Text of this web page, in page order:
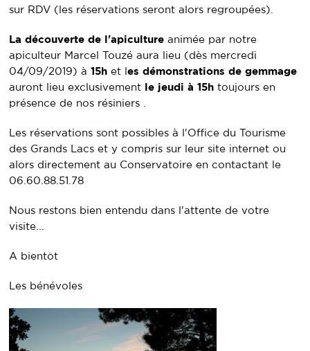
sur RDV (les réservations seront alors regroupées).
La découverte de l'apiculture animée par notre
apiculteur Marcel Touzé aura lieu (dès mercredi
04/09/2019) à15h et les démonstrations de gemmage
auront lieu exclusivement
le jeudi à 15h toujours en
présence de nos résiniers .
Les réservations sont possibles à l'Office du Tourisme
des Grands Lacs et y compris sur leur site internet ou
alors directement au Conservatoire en contactant le
06.60.88.51.78
Nous restons bien entendu dans l'attente de votre
visite...
A bientôt
Les bénévoles